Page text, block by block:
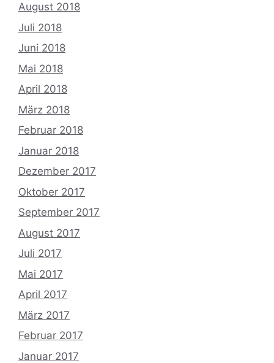
August 2018
Juli 2018
Juni 2018
Mai 2018
April 2018
März 2018
Februar 2018
Januar 2018
Dezember 2017
Oktober 2017
September 2017
August 2017
Juli 2017
Mai 2017
April 2017
März 2017
Februar 2017
Januar 2017